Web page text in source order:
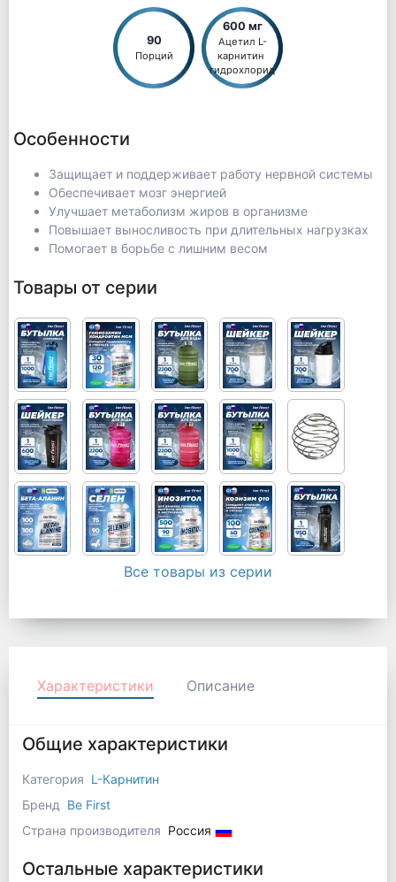
90
Порций
600 мг
Ацетил L-
карнитин
гидрохлорид
Особенности
Защищает и поддерживает работу нервной системы
Обеспечивает мозг энергией
Улучшает метаболизм жиров в организме
Повышает выносливость при длительных нагрузках
Помогает в борьбе с лишним весом
Товары от серии
Все товары из серии
Характеристики Описание
Общие характеристики
Категория L-Карнитин
Бренд
Be First
Страна производителя Россия
Остальные характеристики